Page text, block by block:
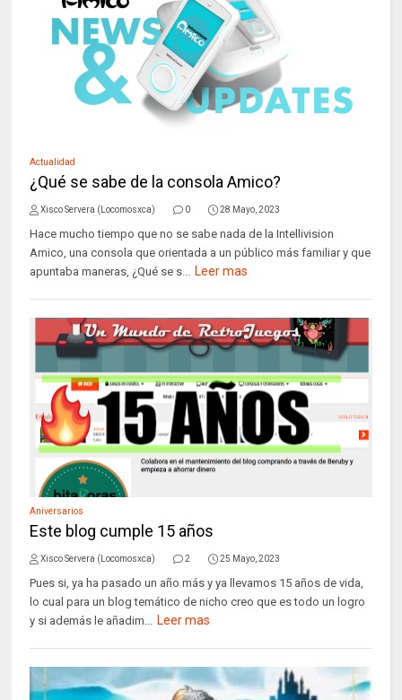
Actualidad
¿Qué se sabe de la consola Amico?
Xisco Servera (Locomosxca) 0 28 Mayo, 2023
Hace mucho tiempo que no se sabe nada de la Intellivision
Amico, una consola que orientada a un público más familiar y que
apuntaba maneras, ¿Qué se s...
Leer mas
Aniversarios
Este blog cumple 15 años
Xisco Servera (Locomosxca) 2 25 Mayo, 2023
Pues si, ya ha pasado un año más y ya llevamos 15 años de vida,
lo cual para un blog temático de nicho creo que es todo un logro
y si además le añadim...
Leer mas